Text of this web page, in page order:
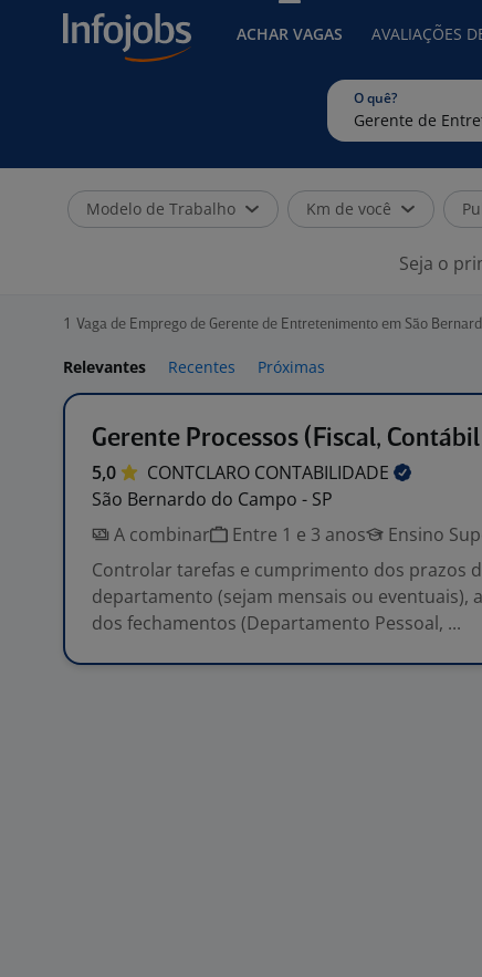
ACHAR VAGAS AVALIAÇÕES
O quê?
Modelo de Trabalho Km de você
Seja o
1 Vaga de Emprego de Gerente de Entretenimento em São
Relevantes Recentes Próximas
Gerente Processos (Fiscal, Contábil
5,0 CONTCLARO CONTABILIDADE
São Bernardo do Campo - SP
A combinar
Entre 1 e 3 anos Ensino
Controlar tarefas e cumprimento dos prazos
departamento (sejam mensais ou eventuais),
dos fechamentos (Departamento Pessoal, ...